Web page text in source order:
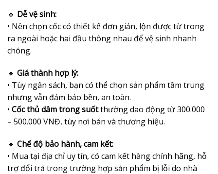
🔹 Dễ vệ sinh:
• Nên chọn cốc có thiết kế đơn giản, lộn được từ trong
ra ngoài hoặc hai đầu thông nhau để vệ sinh nhanh
chóng.
🔹 Giá thành hợp lý:
• Tùy ngân sách, bạn có thể chọn sản phẩm tầm trung
nhưng vẫn đảm bảo bền, an toàn.
• Cốc thủ dâm trong suốtthường dao động từ 300.000
– 500.000 VNĐ, tùy nơi bán và thương hiệu.
🔹 Chế độ bảo hành, cam kết:
• Mua tại địa chỉ uy tín, có cam kết hàng chính hãng, hỗ
trợ đổi trả trong trường hợp sản phẩm bị lỗi do nhà